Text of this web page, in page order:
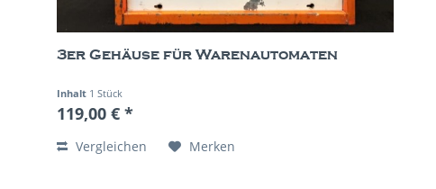
3er Gehäuse für Warenautomaten
Inhalt 1 Stück
119,00 € *
Vergleichen Merken